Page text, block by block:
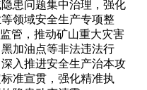
患问题集中治理，强化
领域安全生产专项整
管，推动矿山重大灾害
加油点等非法违法行
入推进安全生产治本攻
准宣贯，强化精准执